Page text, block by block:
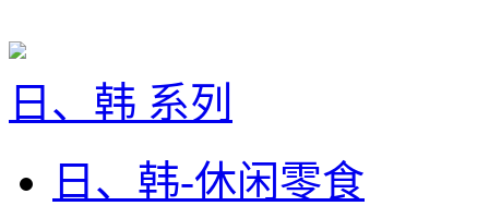
日、韩 系列
日、韩-休闲零食